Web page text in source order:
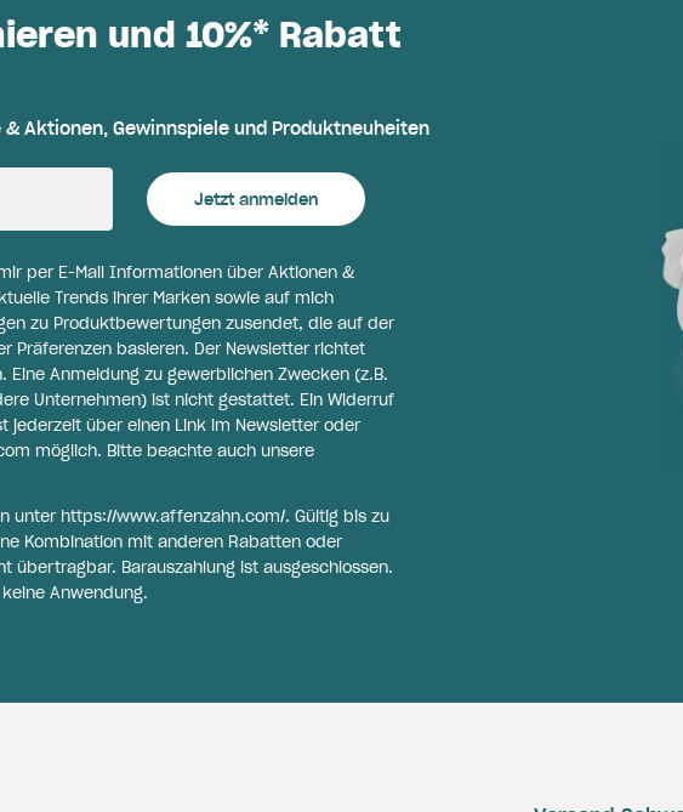
und 10%* Rabatt
Aktionen, Gewinnspiele und Produktneuheiten
Jetzt anmelden
per E-Mail Informationen über Aktionen &
Trends ihrer Marken sowie auf mich
zu Produktbewertungen zusendet, die auf der
Präferenzen basieren. Der Newsletter richtet
Eine Anmeldung zu gewerblichen Zwecken (z.B.
Unternehmen) ist nicht gestattet. Ein Widerruf
jederzeit über einen Link im Newsletter oder
möglich. Bitte beachte auch unsere
unter https://www.affenzahn.com/. Gültig bis zu
Kombination mit anderen Rabatten oder
übertragbar. Barauszahlung ist ausgeschlossen.
Anwendung.